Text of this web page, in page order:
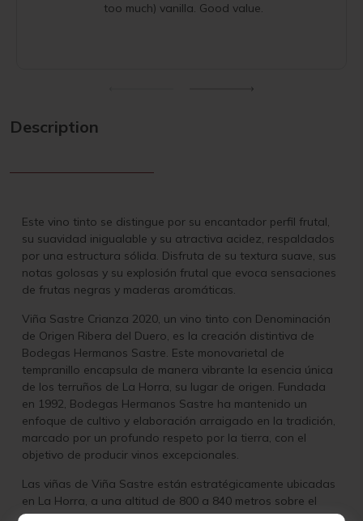
too much) vanilla. Good value.
Description
Este vino tinto se distingue por su encantador perfil frutal,
su suavidad inigualable y su atractiva acidez, respaldados
por una estructura sólida. Disfruta de su textura suave, sus
notas golosas y su explosión frutal que evoca sensaciones
de frutas negras y maderas aromáticas.
Viña Sastre Crianza 2020, un vino tinto con Denominación
de Origen Ribera del Duero, es la creación distintiva de
Bodegas Hermanos Sastre. Este monovarietal de
tempranillo encapsula de manera vibrante la esencia única
de los terruños de La Horra, su lugar de origen. Fundada
en 1992, Bodegas Hermanos Sastre ha mantenido un
enfoque de cultivo y elaboración arraigado en la tradición,
marcado por un profundo respeto por la tierra, con el
objetivo de producir vinos excepcionales.
Las viñas de Viña Sastre están estratégicamente ubicadas
en La Horra, a una altitud de 800 a 840 metros sobre el
nivel del mar, en colinas que se inclinan hacia las cuencas